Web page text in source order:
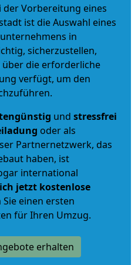
Vorbereitung eines
ist die Auswahl eines
in
sicherzustellen,
über die erforderliche
verfügt, um den
und stressfrei
oder als
Partnernetzwerk, das
haben, ist
international
jetzt kostenlose
einen ersten
für Ihren Umzug.
erhalten